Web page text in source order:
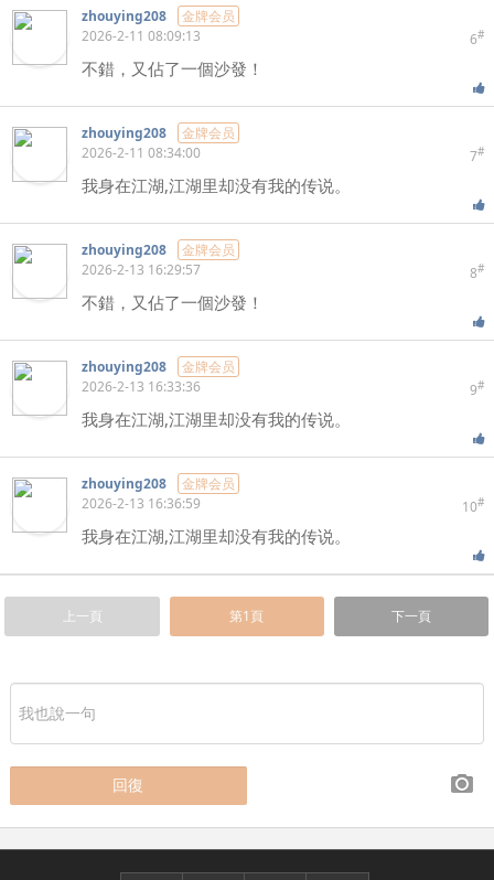
zhouying208
金牌会员
6#
2026-2-11 08:09:13
不錯，又佔了一個沙發！
zhouying208
金牌会员
7#
2026-2-11 08:34:00
我身在江湖,江湖里却没有我的传说。
zhouying208
金牌会员
8#
2026-2-13 16:29:57
不錯，又佔了一個沙發！
zhouying208
金牌会员
9#
2026-2-13 16:33:36
我身在江湖,江湖里却没有我的传说。
zhouying208
金牌会员
10#
2026-2-13 16:36:59
我身在江湖,江湖里却没有我的传说。
上一頁 第1頁 下一頁